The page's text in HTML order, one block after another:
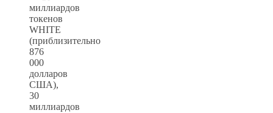
миллиардов
токенов
WHITE
(приблизительно
876
000
долларов
США),
30
миллиардов